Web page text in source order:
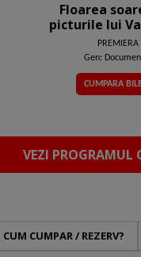
Floarea
picturile lui
PREMIERA
Gen:
CUMPARA
VEZI PROGRAMUL
CUM CUMPAR / REZERV?